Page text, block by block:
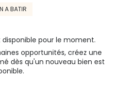
A BATIR
pour le moment.
opportunités, créez une
dès qu'un nouveau bien est